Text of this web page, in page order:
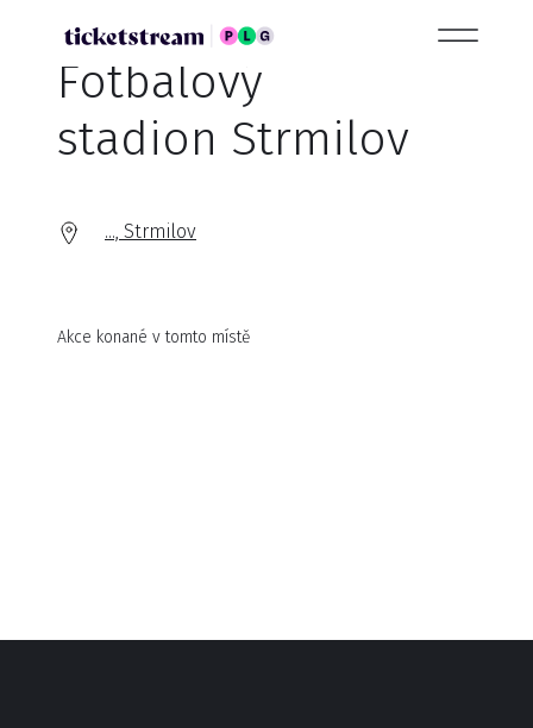
Fotbalový
stadion Strmilov
..., Strmilov
Akce konané v tomto místě